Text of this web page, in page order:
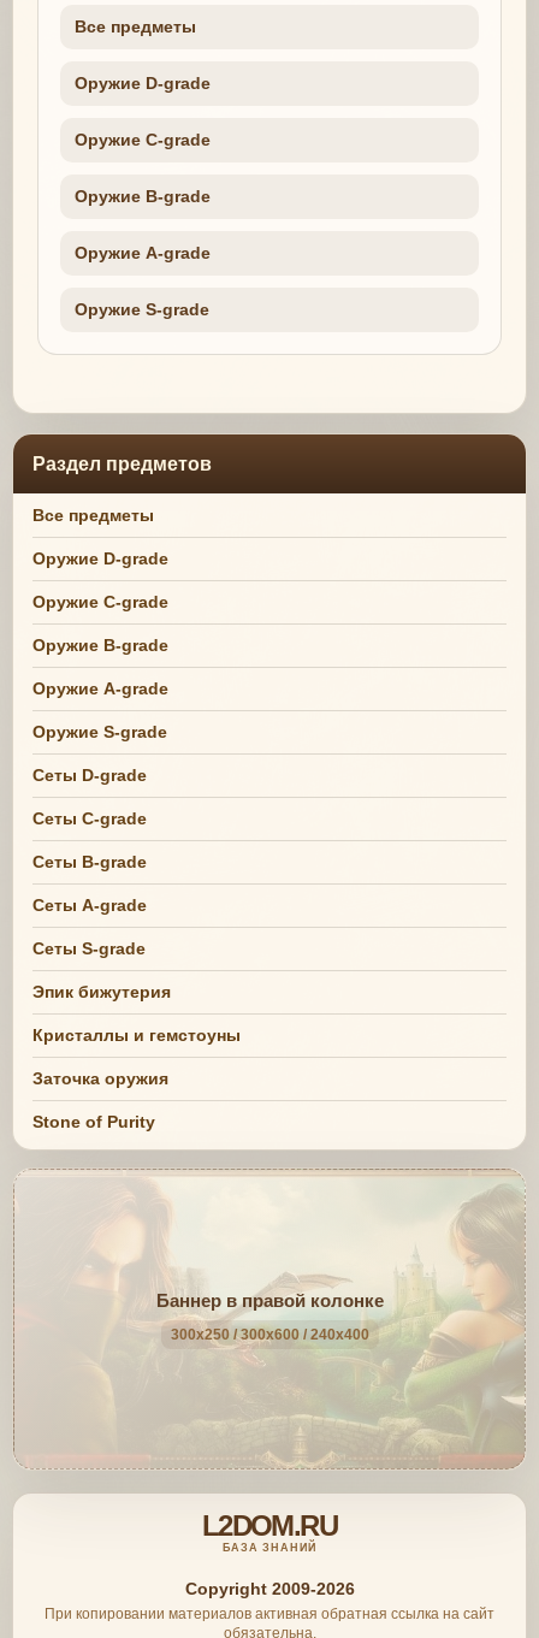
Все предметы
Оружие D-grade
Оружие C-grade
Оружие B-grade
Оружие A-grade
Оружие S-grade
Раздел предметов
Все предметы
Оружие D-grade
Оружие C-grade
Оружие B-grade
Оружие A-grade
Оружие S-grade
Сеты D-grade
Сеты C-grade
Сеты B-grade
Сеты A-grade
Сеты S-grade
Эпик бижутерия
Кристаллы и гемстоуны
Заточка оружия
Stone of Purity
Баннер в правой колонке
300x250 / 300x600 / 240x400
L2DOM.RU
БАЗА ЗНАНИЙ
Copyright 2009-2026
При копировании материалов активная обратная ссылка на сайт
обязательна.